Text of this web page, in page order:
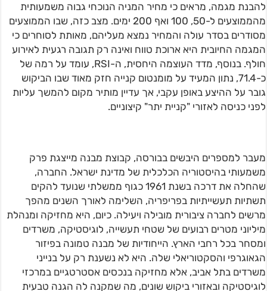
להבנת מגמה, מראים כי מחיר המניה הנוכחי גבוה משמעותית
מהממוצעים ל-50, 100 ואף 200 ימים. מצב כזה, שבו הממוצעים
מסודרים בסדר עולה והמחיר נמצא מעליהם, מאותת לסוחרים כי
המגמה החיובית היא ארוכת טווח ואינה רק תגובה רגעית לאירוע
חולף. בנוסף, מדד העוצמה היחסית, ה-RSI, עומד על רמה של
כ-71.4, נתון המעיד על מומנטום קנייה חזק מאוד שבו הביקוש
גובר על ההיצע באופן עקבי, אך עדיין מותיר מקום להמשך עליות
לפני כניסה לאזורי "קניית יתר" קיצוניים.
מעבר למספרים היבשים בבורסה, קבוצת מבנה מייצגת פרק
משמעותי בהיסטוריה הכלכלית של מדינת ישראל. החברה,
שהחלה את דרכה בשנת 1961 כגוף ממשלתי שנועד להקים
תשתיות תעשייתיות בפריפריה, השלימה לאורך השנים מהפך
מרשים לחברה ציבורית מובילה ויעילה. כיום, היא מחזיקה ומנהלת
מיליוני מטרים רבועים של שטחי תעשייה, לוגיסטיקה, משרדים
ומסחר בכל רחבי הארץ. הייחודיות של מבנה טמונה בפיזור
הגאוגרפי והסקטוריאלי שלה. היא לא נשענת רק על בנייני
משרדים בתל אביב, אלא מחזיקה בנכסים אסטרטגיים במרכזי
לוגיסטיקה ובאזורי ביקוש שונים, מה שמקנה לה הגנה טבעית